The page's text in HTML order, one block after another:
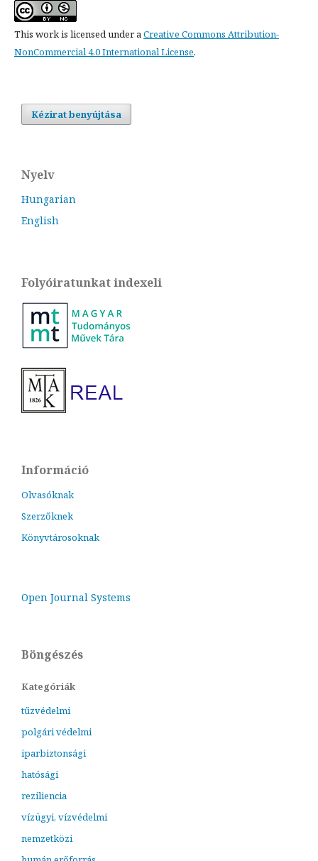
This work is licensed under aCreative Commons Attribution-
NonCommercial 4.0 International License.
Kézirat benyújtása
Nyelv
Hungarian
English
Folyóiratunkat indexeli
Információ
Olvasóknak
Szerzőknek
Könyvtárosoknak
Open Journal Systems
Böngészés
Kategóriák
tűzvédelmi
polgári védelmi
iparbiztonsági
hatósági
reziliencia
vízügyi, vízvédelmi
nemzetközi